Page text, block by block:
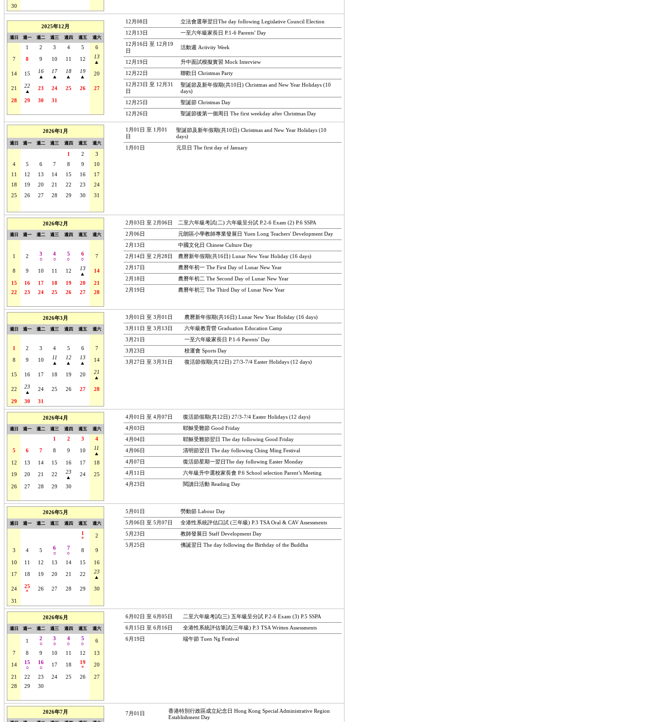
30
2025年12月
週日 週一 週二 週三 週四 週五 週六
1 2 3 4 5 6
7 8 9 10 11 12
13
▲
14 15
16
▲
17
▲
18
▲
19
▲
20
21
22
▲
23 24 25 26 27
28 29 30 31
12月08日 立法會選舉翌日The day following Legislative Council Election
12月13日 一至六年級家長日 P.1-6 Parents’ Day
12月16日 至 12月19
日
活動週 Activity Week
12月19日 升中面試模擬實習 Mock Interview
12月22日 聯歡日 Christmas Party
12月23日 至 12月31
日
聖誕節及新年假期(共10日) Christmas and New Year Holidays (10
days)
12月25日 聖誕節 Christmas Day
12月26日 聖誕節後第一個周日 The first weekday after Christmas Day
2026年1月
週日 週一 週二 週三 週四 週五 週六
1 2
3
4
5 6 7 8 9
10
11
12 13 14 15 16
17
18
19 20 21 22 23
24
25
26 27 28 29 30
31
1月01日 至 1月01
日
聖誕節及新年假期(共10日) Christmas and New Year Holidays (10
days)
1月01日 元旦日 The first day of January
2026年2月
週日 週一 週二 週三 週四 週五 週六
1 2
3
○
4
○
5
○
6
○
7
8 9 10 11 12
13
▲
14
15 16 17 18 19 20
21
22
23 24 25 26 27
28
2月03日 至 2月06日 二至六年級考試(二) 六年級呈分試 P.2-6 Exam (2) P.6 SSPA
2月06日 元朗區小學教師專業發展日 Yuen Long Teachers' Development Day
2月13日 中國文化日 Chinese Culture Day
2月14日 至 2月28日 農曆新年假期(共16日) Lunar New Year Holiday (16 days)
2月17日 農曆年初一 The First Day of Lunar New Year
2月18日 農曆年初二 The Second Day of Lunar New Year
2月19日 農曆年初三 The Third Day of Lunar New Year
2026年3月
週日 週一 週二 週三 週四 週五 週六
1
2 3 4 5 6 7
8 9 10
11
▲
12
▲
13
▲
14
15 16 17 18 19 20
21
▲
22
23
▲
24 25 26 27 28
29 30 31
3月01日 至 3月01日 農曆新年假期(共16日) Lunar New Year Holiday (16 days)
3月11日 至 3月13日 六年級教育營 Graduation Education Camp
3月21日 一至六年級家長日 P.1-6 Parents’ Day
3月23日 校運會 Sports Day
3月27日 至 3月31日 復活節假期(共12日) 27/3-7/4 Easter Holidays (12 days)
2026年4月
週日 週一 週二 週三 週四 週五 週六
1 2 3 4
5 6 7 8 9 10
11
▲
12
13 14 15 16 17 18
19 20 21 22
23
▲
24 25
26 27 28 29 30
4月01日 至 4月07日 復活節假期(共12日) 27/3-7/4 Easter Holidays (12 days)
4月03日 耶穌受難節 Good Friday
4月04日 耶穌受難節翌日 The day following Good Friday
4月06日 清明節翌日 The day following Ching Ming Festival
4月07日 復活節星期一翌日The day following Easter Monday
4月11日 六年級升中選校家長會 P.6 School selection Parent’s Meeting
4月23日 閱讀日活動 Reading Day
2026年5月
週日 週一 週二 週三 週四 週五 週六
1
*
2
3 4 5
6
○
7
○
8 9
10 11 12 13 14 15 16
17 18 19 20 21 22
23
▲
24
25
*
26 27 28 29 30
31
5月01日 勞動節 Labour Day
5月06日 至 5月07日 全港性系統評估口試 (三年級) P.3 TSA Oral & CAV Assessments
5月23日 教師發展日 Staff Development Day
5月25日 佛誕翌日 The day following the Birthday of the Buddha
2026年6月
週日 週一 週二 週三 週四 週五 週六
1
2
○
3
○
4
○
5
○
6
7 8 9 10 11 12 13
14
15
○
16
○
17 18
19
*
20
21 22 23 24 25 26
27
28
29 30
6月02日 至 6月05日 二至六年級考試(三) 五年級呈分試 P.2-6 Exam (3) P.5 SSPA
6月15日 至 6月16日 全港性系統評估筆試(三年級) P.3 TSA Written Assessments
6月19日 端午節 Tuen Ng Festival
2026年7月 7月01日
香港特別行政區成立紀念日 Hong Kong Special Administrative Region
Establishment Day